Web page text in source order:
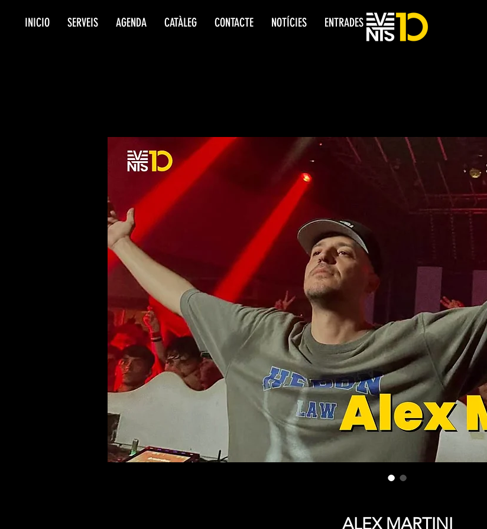
INICIO SERVEIS AGENDA CATÀLEG CONTACTE NOTÍCIES ENTRADES
ALEX MARTINI